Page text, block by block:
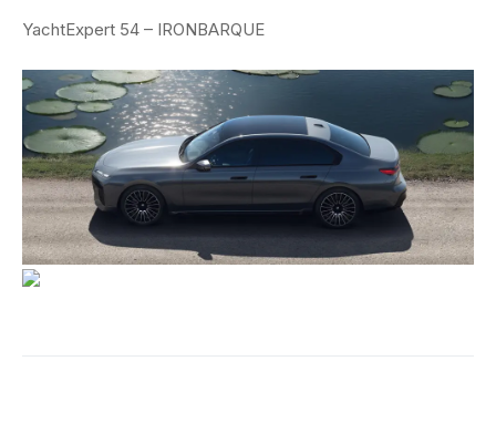
YachtExpert 54 – IRONBARQUE